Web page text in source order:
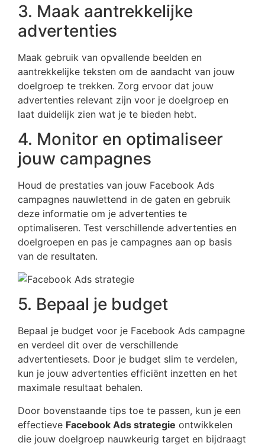
3. Maak aantrekkelijke
advertenties
Maak gebruik van opvallende beelden en
aantrekkelijke teksten om de aandacht van jouw
doelgroep te trekken. Zorg ervoor dat jouw
advertenties relevant zijn voor je doelgroep en
laat duidelijk zien wat je te bieden hebt.
4. Monitor en optimaliseer
jouw campagnes
Houd de prestaties van jouw Facebook Ads
campagnes nauwlettend in de gaten en gebruik
deze informatie om je advertenties te
optimaliseren. Test verschillende advertenties en
doelgroepen en pas je campagnes aan op basis
van de resultaten.
5. Bepaal je budget
Bepaal je budget voor je Facebook Ads campagne
en verdeel dit over de verschillende
advertentiesets. Door je budget slim te verdelen,
kun je jouw advertenties efficiënt inzetten en het
maximale resultaat behalen.
Door bovenstaande tips toe te passen, kun je een
effectieve Facebook Ads strategie ontwikkelen
die jouw doelgroep nauwkeurig target en bijdraagt